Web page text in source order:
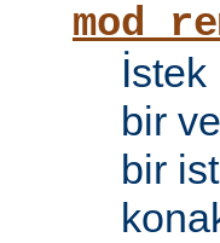
İstek
bir
bir